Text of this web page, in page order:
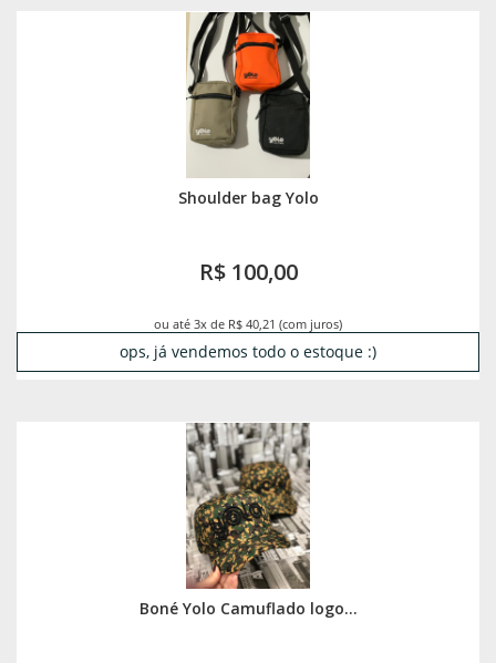
Shoulder bag Yolo
R$ 100,00
ou até 3x de R$ 40,21 (com juros)
ops, já vendemos todo o estoque :)
Boné Yolo Camuflado logo...